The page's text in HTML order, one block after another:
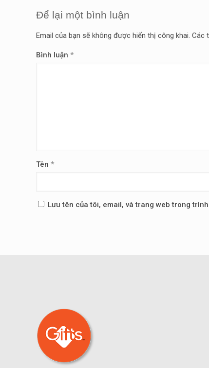
Để lại một bình luận
Email của bạn sẽ không được hiển thị công khai. Các
Bình luận *
Tên *
Lưu tên của tôi, email, và trang web trong